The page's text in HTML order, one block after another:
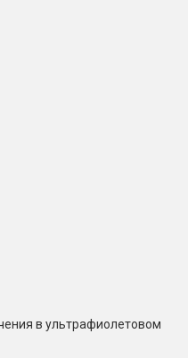
в ультрафиолетовом